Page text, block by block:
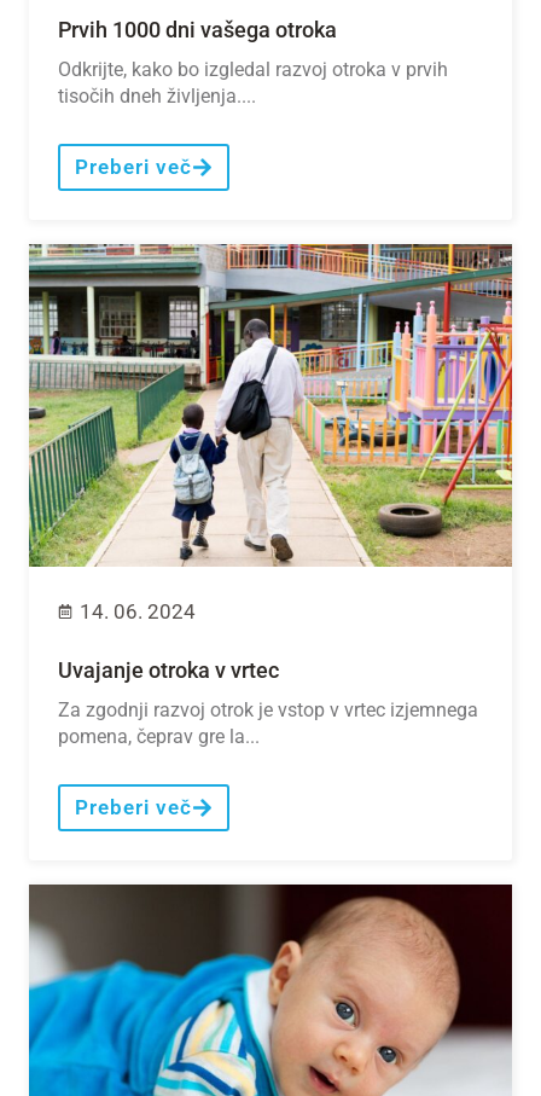
Prvih 1000 dni vašega otroka
Odkrijte, kako bo izgledal razvoj otroka v prvih
tisočih dneh življenja....
Preberi več
14. 06. 2024
Uvajanje otroka v vrtec
Za zgodnji razvoj otrok je vstop v vrtec izjemnega
pomena, čeprav gre la...
Preberi več